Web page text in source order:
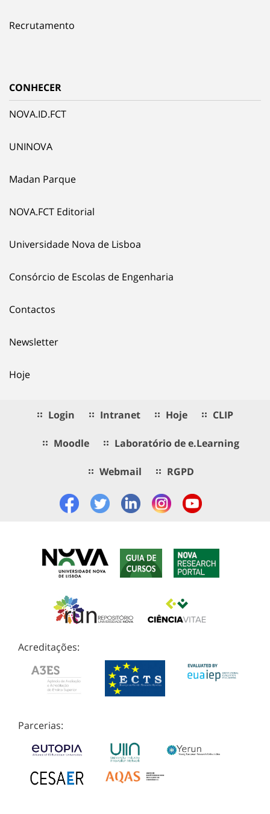
Recrutamento
CONHECER
NOVA.ID.FCT
UNINOVA
Madan Parque
NOVA.FCT Editorial
Universidade Nova de Lisboa
Consórcio de Escolas de Engenharia
Contactos
Newsletter
Hoje
Login Intranet Hoje CLIP
Moodle Laboratório de e.Learning
Webmail RGPD
Acreditações:
Parcerias: